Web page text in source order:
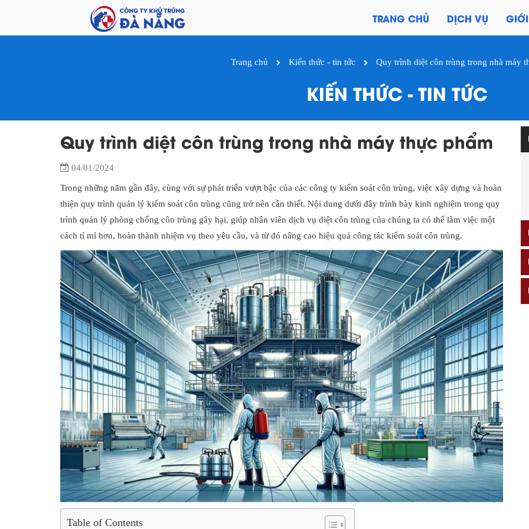
TRANG CHỦ DỊCH VỤ GIỚI
Trang chủ Kiến thức - tin tức Quy trình diệt côn trùng trong nhà máy
KIẾN THỨC - TIN TỨC
Quy trình diệt côn trùng trong nhà máy thực phẩm
04/01/2024
Trong những năm gần đây, cùng với sự phát triển vượt bậc của các công ty kiểm soát côn trùng, việc xây dựng và hoàn
thiện quy trình quản lý kiểm soát côn trùng cũng trở nên cần thiết. Nội dung dưới đây trình bày kinh nghiệm trong quy
trình quản lý phòng chống côn trùng gây hại, giúp nhân viên dịch vụ diệt côn trùng của chúng ta có thể làm việc một
cách tỉ mỉ hơn, hoàn thành nhiệm vụ theo yêu cầu, và từ đó nâng cao hiệu quả công tác kiểm soát côn trùng.
Table of Contents